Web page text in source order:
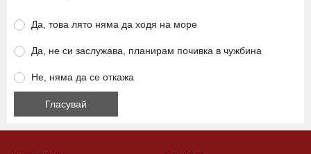
Да, това лято няма да ходя на море
Да, не си заслужава, планирам почивка в чужбина
Не, няма да се откажа